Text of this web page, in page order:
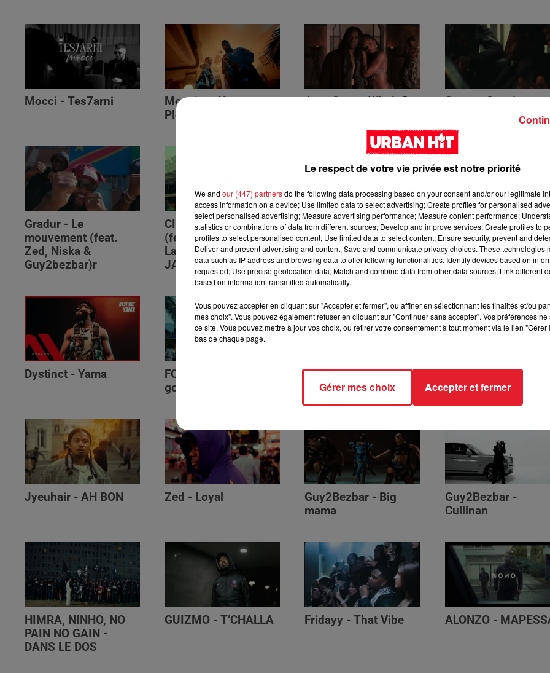
Mocci - Tes7arni
Monsieur Nov‬ -
Please (feat. RSKO)
Ayra Starr - Who’s Dat
Saaro - Star /
interlude Yorssy
Gradur - Le
mouvement (feat.
Zed, Niska &
Guy2bezbar)r
CIZA - Isaka II (6am)
(feat. Tems, Omah
Lay, Thukuthela &
JAZZWRLD)
Siaka & Dr. Yaro - Les
Limites
Kore & Zamdane -
Dalí
Dystinct - Yama
FOLA & Victony -
golibe
Franglish & Keblack -
Génération Impolie
Jyeuhair - AH BON Zed - Loyal
Guy2Bezbar - Big
mama
Guy2Bezbar -
Cullinan
HIMRA, NINHO, NO
PAIN NO GAIN -
DANS LE DOS
GUIZMO - T’CHALLA Fridayy - That Vibe ALONZO -
Le respect de votre vie privée est notre priorité
We and our (447) partnersdo the following data processing based on your consent and/or our legitimate
access information on a device; Use limited data to select advertising; Create profiles for personalised
select personalised advertising; Measure advertising performance; Measure content performance;
statistics or combinations of data from different sources; Develop and improve services; Create profiles to
profiles to select personalised content; Use limited data to select content; Ensure security, prevent and
Deliver and present advertising and content; Save and communicate privacy choices. These technologies
data such as IP address and browsing data to offer following functionalities: Identify devices based on
requested; Use precise geolocation data; Match and combine data from other data sources; Link different
based on information transmitted automatically.
Vous pouvez accepter en cliquant sur "Accepter et fermer", ou affiner en sélectionnant les finalités et/ou
mes choix". Vous pouvez également refuser en cliquant sur "Continuer sans accepter". Vos préférences
ce site. Vous pouvez mettre à jour vos choix, ou retirer votre consentement à tout moment via le lien
bas de chaque page.
Gérer mes choix Accepter et fermer